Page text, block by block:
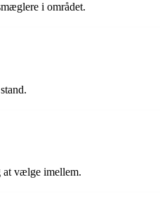
i området.
at vælge imellem.